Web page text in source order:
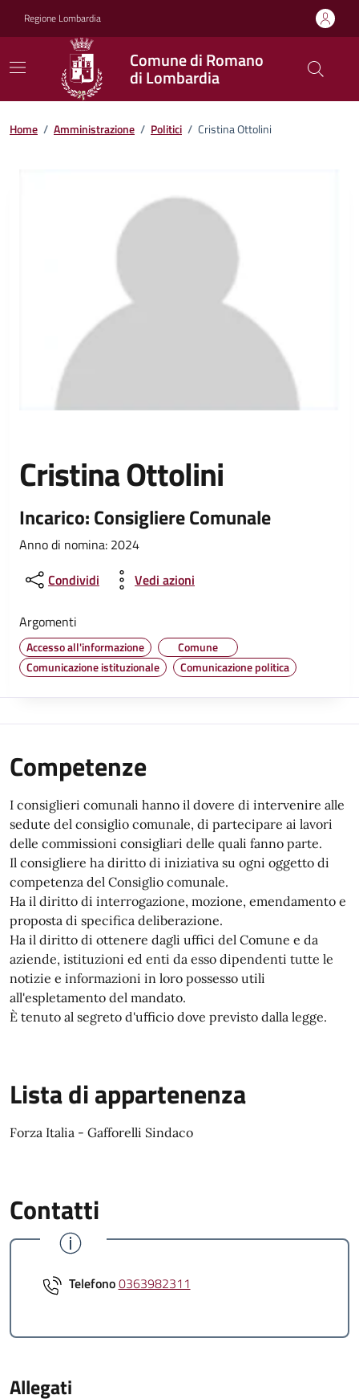
Regione Lombardia
Comune di Romano
di Lombardia
Home / Amministrazione / Politici / Cristina Ottolini
Cristina Ottolini
Incarico: Consigliere Comunale
Anno di nomina: 2024
Condividi
Vedi azioni
Argomenti
Accesso all'informazione
Comune
Comunicazione istituzionale
Comunicazione politica
Competenze
I consiglieri comunali hanno il dovere di intervenire alle
sedute del consiglio comunale, di partecipare ai lavori
delle commissioni consigliari delle quali fanno parte.
Il consigliere ha diritto di iniziativa su ogni oggetto di
competenza del Consiglio comunale.
Ha il diritto di interrogazione, mozione, emendamento e
proposta di specifica deliberazione.
Ha il diritto di ottenere dagli uffici del Comune e da
aziende, istituzioni ed enti da esso dipendenti tutte le
notizie e informazioni in loro possesso utili
all'espletamento del mandato.
È tenuto al segreto d'ufficio dove previsto dalla legge.
Lista di appartenenza
Forza Italia - Gafforelli Sindaco
Contatti
Telefono0363982311
Allegati